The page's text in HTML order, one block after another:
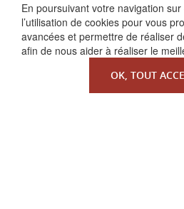
En poursuivant votre navigation
l’utilisation de cookies pour vous
avancées et permettre de réaliser
afin de nous aider à réaliser le
OK, TOUT
QUI SOMMES-
La Faculté de Droit
Partenaires /